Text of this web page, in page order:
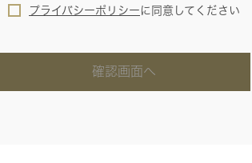
プライバシーポリシー に 同意してください
確認画面へ